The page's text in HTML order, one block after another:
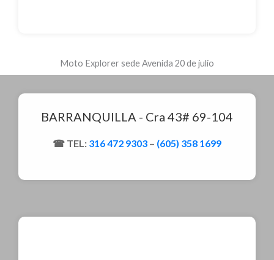
Moto Explorer sede Avenida 20 de julio
BARRANQUILLA - Cra 43# 69-104
TEL: 316 472 9303 – (605) 358 1699